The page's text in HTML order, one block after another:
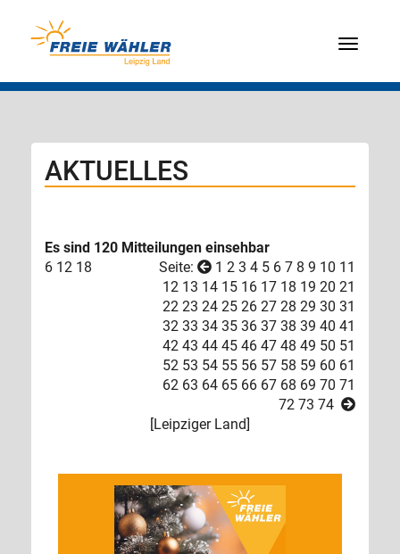
Menü
AKTUELLES
Es sind 120 Mitteilungen einsehbar
6 12 18 Seite: 1 2 3 4 5 6 7 8 9 10 11
12 13 14 15 16 17 18 19 20 21
22 23 24 25 26 27 28 29 30 31
32 33 34 35 36 37 38 39 40 41
42 43 44 45 46 47 48 49 50 51
52 53 54 55 56 57 58 59 60 61
62 63 64 65 66 67 68 69 70 71
72 73 74
[Leipziger Land]